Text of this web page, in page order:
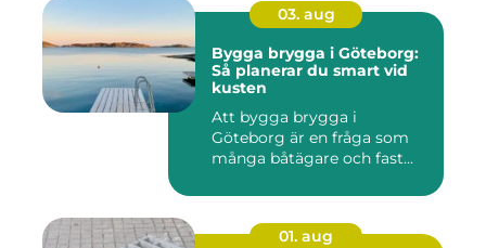
03. aug
Bygga brygga i Göteborg:
Så planerar du smart vid
kusten
Att bygga brygga i
Göteborg är en fråga som
många båtägare och fast...
01. aug